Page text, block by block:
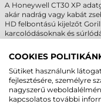
A Honeywell CT30 XP
akár nadrág vagy kabát
HD felbontású kijelzőt
karcolódásoknak és
MEGBÍZHAT
COOKIES
Sütiket használunk
fejlesztésére, személyre
nagyszerű
kapcsolatos további